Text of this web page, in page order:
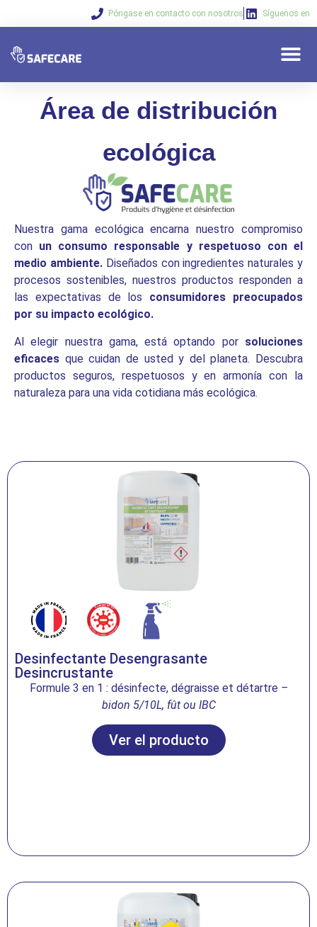
Póngase en contacto con nosotros Síguenos en
Área de distribución
ecológica
Nuestra gama ecológica encarna nuestro compromiso
con un consumo responsable y respetuoso con el
medio ambiente.Diseñados con ingredientes naturales y
procesos sostenibles, nuestros productos responden a
las expectativas de los consumidores preocupados
por su impacto ecológico.
Al elegir nuestra gama, está optando por soluciones
eficaces que cuidan de usted y del planeta. Descubra
productos seguros, respetuosos y en armonía con la
naturaleza para una vida cotidiana más ecológica.
Desinfectante Desengrasante
Desincrustante
Formule 3 en 1 : désinfecte, dégraisse et détartre –
bidon 5/10L, fût ou IBC
Ver el producto